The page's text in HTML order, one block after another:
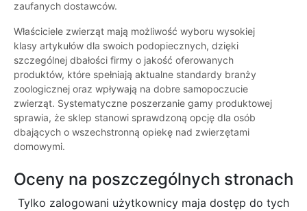
zaufanych dostawców.
Właściciele zwierząt mają możliwość wyboru wysokiej
klasy artykułów dla swoich podopiecznych, dzięki
szczególnej dbałości firmy o jakość oferowanych
produktów, które spełniają aktualne standardy branży
zoologicznej oraz wpływają na dobre samopoczucie
zwierząt. Systematyczne poszerzanie gamy produktowej
sprawia, że sklep stanowi sprawdzoną opcję dla osób
dbających o wszechstronną opiekę nad zwierzętami
domowymi.
Oceny na poszczególnych stronach
Tylko zalogowani użytkownicy maja dostęp do tych